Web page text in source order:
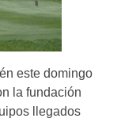
este domingo
la fundación
llegados